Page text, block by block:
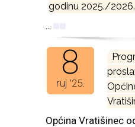
godinu 2025./2026.
...
8
ruj '25.
Općina Vratišinec